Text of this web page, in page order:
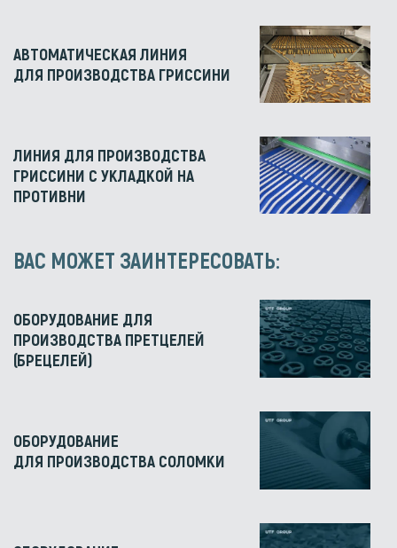
АВТОМАТИЧЕСКАЯ ЛИНИЯ
ДЛЯ ПРОИЗВОДСТВА ГРИССИНИ
ЛИНИЯ ДЛЯ ПРОИЗВОДСТВА
ГРИССИНИ С УКЛАДКОЙ НА
ПРОТИВНИ
ВАС МОЖЕТ ЗАИНТЕРЕСОВАТЬ:
ОБОРУДОВАНИЕ ДЛЯ
ПРОИЗВОДСТВА ПРЕТЦЕЛЕЙ
(БРЕЦЕЛЕЙ)
ОБОРУДОВАНИЕ
ДЛЯ ПРОИЗВОДСТВА СОЛОМКИ